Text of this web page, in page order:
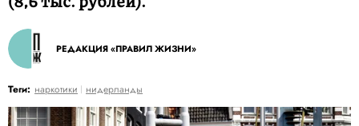
РЕДАКЦИЯ «ПРАВИЛ ЖИЗНИ»
Теги: наркотики нидерланды